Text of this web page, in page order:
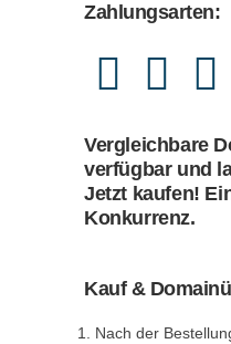
Zahlungsarten:
Vergleichbare
verfügbar und
Jetzt kaufen!
Konkurrenz.
Kauf &
Nach der